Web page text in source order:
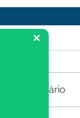
comentário